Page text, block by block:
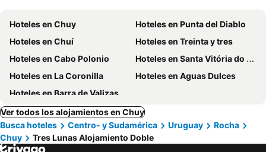
Hoteles en Chuy
Hoteles en Punta del Diablo
Hoteles en Chuí
Hoteles en Treinta y tres
Hoteles en Cabo Polonio
Hoteles en Santa Vitória do Palmar
Hoteles en La Coronilla
Hoteles en Aguas Dulces
Hoteles en Barra de Valizas
Ver todos los alojamientos en Chuy
Busca hoteles
Centro- y Sudamérica Uruguay
Rocha
Chuy
Tres Lunas Alojamiento Doble